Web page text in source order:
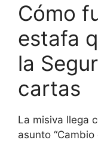
Cómo
estafa
la
cartas
La misiva llega
asunto